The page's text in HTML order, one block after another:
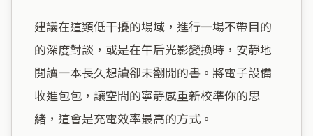
建議在這類低干擾的場域，進行一場不帶目的
的深度對談，或是在午后光影變換時，安靜地
閱讀一本長久想讀卻未翻開的書。將電子設備
收進包包，讓空間的寧靜感重新校準你的思
緒，這會是充電效率最高的方式。